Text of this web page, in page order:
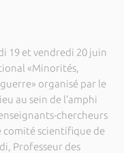
19 et vendredi 20 juin
«Minorités,
organisé par le
au sein de l’amphi
chercheurs
comité scientifique de
Professeur des